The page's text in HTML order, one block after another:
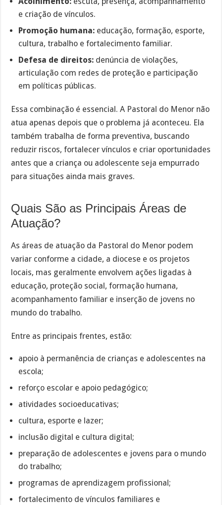
e criação de vínculos.
Promoção humana: educação, formação, esporte,
cultura, trabalho e fortalecimento familiar.
Defesa de direitos: denúncia de violações,
articulação com redes de proteção e participação
em políticas públicas.
Essa combinação é essencial. A Pastoral do Menor não
atua apenas depois que o problema já aconteceu. Ela
também trabalha de forma preventiva, buscando
reduzir riscos, fortalecer vínculos e criar oportunidades
antes que a criança ou adolescente seja empurrado
para situações ainda mais graves.
Quais São as Principais Áreas de
Atuação?
As áreas de atuação da Pastoral do Menor podem
variar conforme a cidade, a diocese e os projetos
locais, mas geralmente envolvem ações ligadas à
educação, proteção social, formação humana,
acompanhamento familiar e inserção de jovens no
mundo do trabalho.
Entre as principais frentes, estão:
apoio à permanência de crianças e adolescentes na
escola;
reforço escolar e apoio pedagógico;
atividades socioeducativas;
cultura, esporte e lazer;
inclusão digital e cultura digital;
preparação de adolescentes e jovens para o mundo
do trabalho;
programas de aprendizagem profissional;
fortalecimento de vínculos familiares e